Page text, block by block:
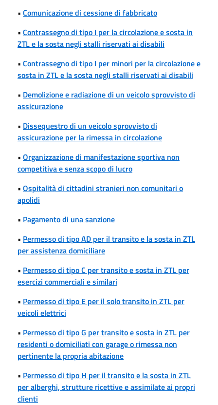
• Comunicazione di cessione di fabbricato
• Contrassegno di tipo I per la circolazione e sosta in
ZTL e la sosta negli stalli riservati ai disabili
• Contrassegno di tipo I per minori per la circolazione e
sosta in ZTL e la sosta negli stalli riservati ai disabili
• Demolizione e radiazione di un veicolo sprovvisto di
assicurazione
• Dissequestro di un veicolo sprovvisto di
assicurazione per la rimessa in circolazione
• Organizzazione di manifestazione sportiva non
competitiva e senza scopo di lucro
• Ospitalità di cittadini stranieri non comunitari o
apolidi
• Pagamento di una sanzione
• Permesso di tipo AD per il transito e la sosta in ZTL
per assistenza domiciliare
• Permesso di tipo C per transito e sosta in ZTL per
esercizi commerciali e similari
• Permesso di tipo E per il solo transito in ZTL per
veicoli elettrici
• Permesso di tipo G per transito e sosta in ZTL per
residenti o domiciliati con garage o rimessa non
pertinente la propria abitazione
• Permesso di tipo H per il transito e la sosta in ZTL
per alberghi, strutture ricettive e assimilate ai propri
clienti